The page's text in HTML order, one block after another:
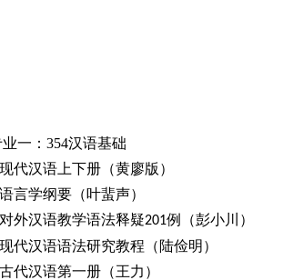
一： 354汉语基础
现代汉语上下册（黄廖版）
语言学纲要（叶蜚声）
对外汉语教学语法释疑201例（彭小川）
现代汉语语法研究教程（陆俭明）
古代汉语第一册（王力）